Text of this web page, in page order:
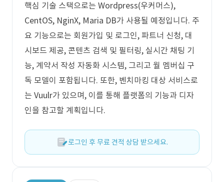
핵심 기술 스택으로는 Wordpress(우커머스),
CentOS, NginX, Maria DB가 사용될 예정입니다. 주
요 기능으로는 회원가입 및 로그인, 파트너 신청, 대
시보드 제공, 콘텐츠 검색 및 필터링, 실시간 채팅 기
능, 계약서 작성 자동화 시스템, 그리고 월 멤버십 구
독 모델이 포함됩니다. 또한, 벤치마킹 대상 서비스로
는 Vuulr가 있으며, 이를 통해 플랫폼의 기능과 디자
인을 참고할 계획입니다.
로그인 후 무료 견적 상담 받으세요.